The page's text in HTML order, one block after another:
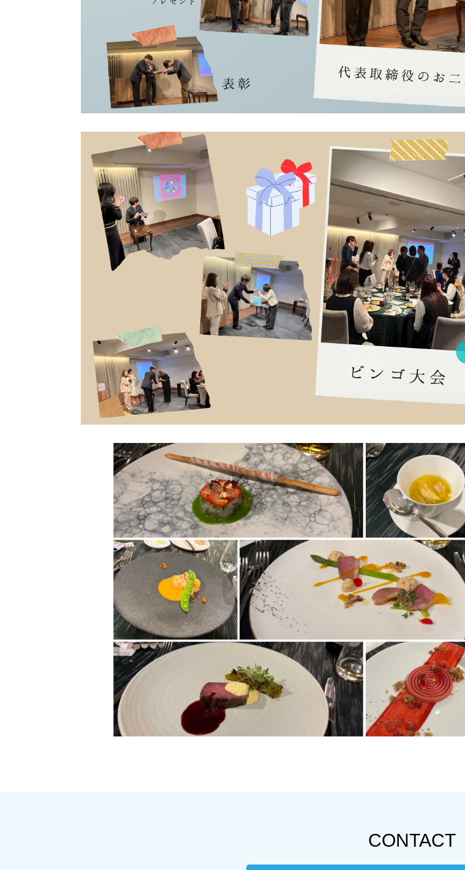
CONTACT